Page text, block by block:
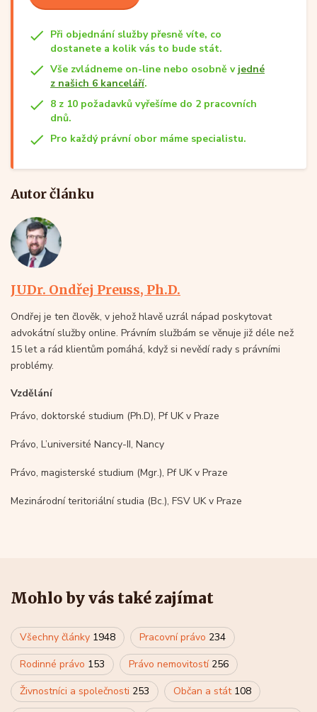
Při objednání služby přesně víte, co
dostanete a kolik vás to bude stát.
Vše zvládneme on-line nebo osobně v jedné
z našich 6 kanceláří.
8 z 10 požadavků vyřešíme do 2 pracovních
dnů.
Pro každý právní obor máme specialistu.
Autor článku
JUDr. Ondřej Preuss, Ph.D.
Ondřej je ten člověk, v jehož hlavě uzrál nápad poskytovat
advokátní služby online. Právním službám se věnuje již déle než
15 let a rád klientům pomáhá, když si nevědí rady s právními
problémy.
Vzdělání
Právo, doktorské studium (Ph.D), Pf UK v Praze
Právo, L’université Nancy-II, Nancy
Právo, magisterské studium (Mgr.), Pf UK v Praze
Mezinárodní teritoriální studia (Bc.), FSV UK v Praze
Mohlo by vás také zajímat
Všechny články 1948 Pracovní právo 234
Rodinné právo 153 Právo nemovitostí 256
Živnostníci a společnosti 253 Občan a stát 108